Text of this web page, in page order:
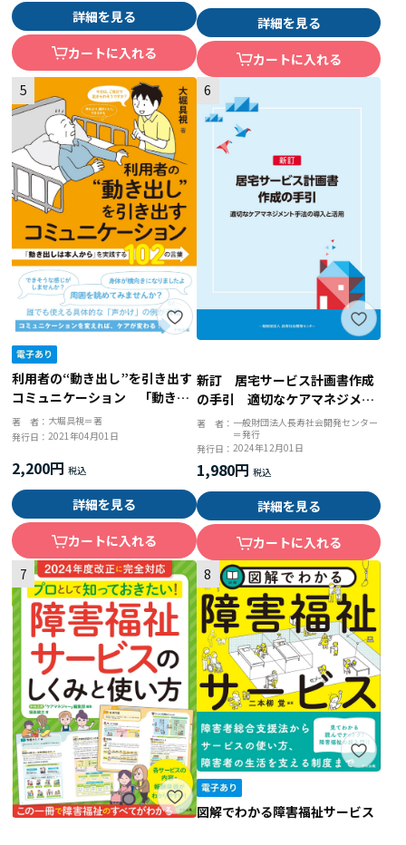
詳細を見る
カートに入れる
詳細を見る
カートに入れる
5
利用者の“動き出し”を引き出す
コミュニケーション 「動き出
しは本人から」を実践する１０
２の言葉
著 者： 大堀具視＝著
発行日：2021年04月01日
2,200円
詳細を見る
カートに入れる
6
新訂 居宅サービス計画書作成
の手引 適切なケアマネジメン
ト手法の導入と活用
著 者： 一般財団法人長寿社会開発センター
＝発行
発行日： 2024年12月01日
1,980円
詳細を見る
カートに入れる
7
8
図解でわかる障害福祉サービス